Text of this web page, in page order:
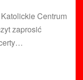
Centrum
zaprosić